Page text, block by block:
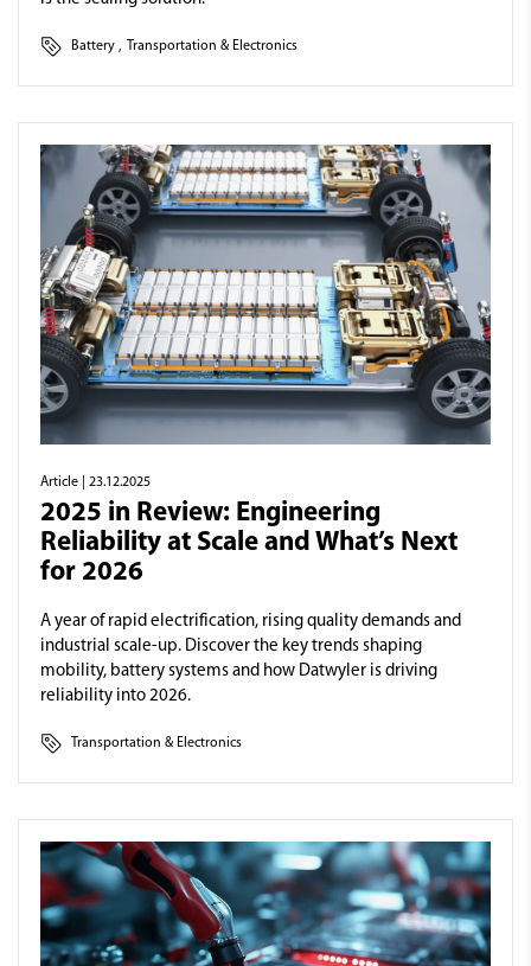
Battery , Transportation & Electronics
Article | 23.12.2025
2025 in Review: Engineering
Reliability at Scale and What’s Next
for 2026
A year of rapid electrification, rising quality demands and
industrial scale-up. Discover the key trends shaping
mobility, battery systems and how Datwyler is driving
reliability into 2026.
Transportation & Electronics